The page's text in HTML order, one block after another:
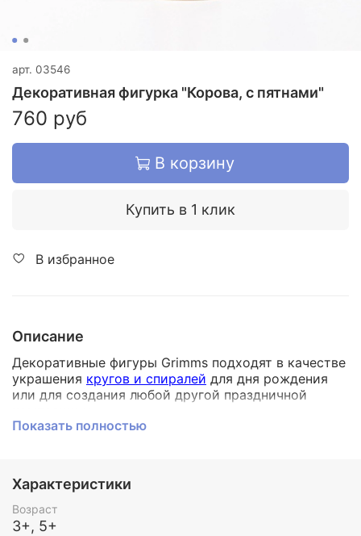
арт. 03546
Декоративная фигурка "Корова, с пятнами"
760 руб
В корзину
Купить в 1 клик
В избранное
Описание
Декоративные фигуры Grimms подходят в качестве
украшения кругов и спиралей для дня рождения
или для создания любой другой праздничной
Также фигурка станет замечательным украшением
значение для вашего ребенка - может быть, есть
любимая история или животное?
Или создайте небольшие декоративные
композиции в сезон. Их можно поставить на
Показать полностью
Характеристики
Возраст
3+, 5+